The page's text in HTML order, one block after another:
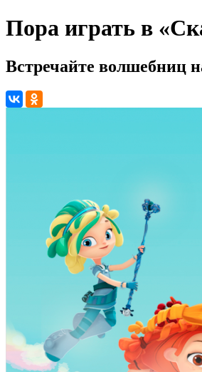
Пора играть в
Встречайте волшебниц